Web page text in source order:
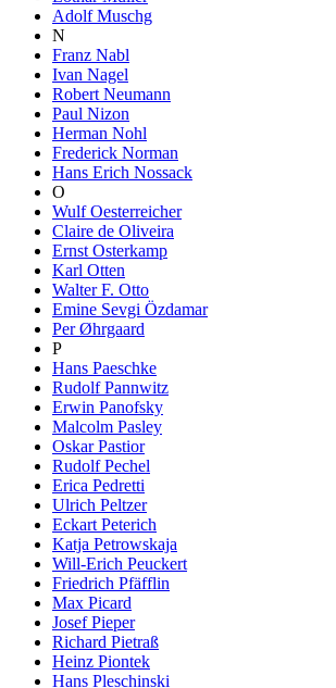
Adolf Muschg
N
Franz Nabl
Ivan Nagel
Robert Neumann
Paul Nizon
Herman Nohl
Frederick Norman
Hans Erich Nossack
O
Wulf Oesterreicher
Claire de Oliveira
Ernst Osterkamp
Karl Otten
Walter F. Otto
Emine Sevgi Özdamar
Per Øhrgaard
P
Hans Paeschke
Rudolf Pannwitz
Erwin Panofsky
Malcolm Pasley
Oskar Pastior
Rudolf Pechel
Erica Pedretti
Ulrich Peltzer
Eckart Peterich
Katja Petrowskaja
Will-Erich Peuckert
Friedrich Pfäfflin
Max Picard
Josef Pieper
Richard Pietraß
Heinz Piontek
Hans Pleschinski